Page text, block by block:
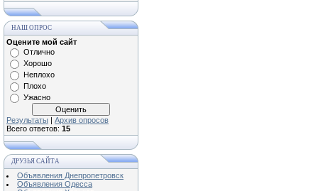
НАШ ОПРОС
Оцените мой сайт
Отлично
Хорошо
Неплохо
Плохо
Ужасно
Результаты | Архив опросов
Всего ответов: 15
ДРУЗЬЯ САЙТА
Объявления Днепропетровск
Объявления Одесса